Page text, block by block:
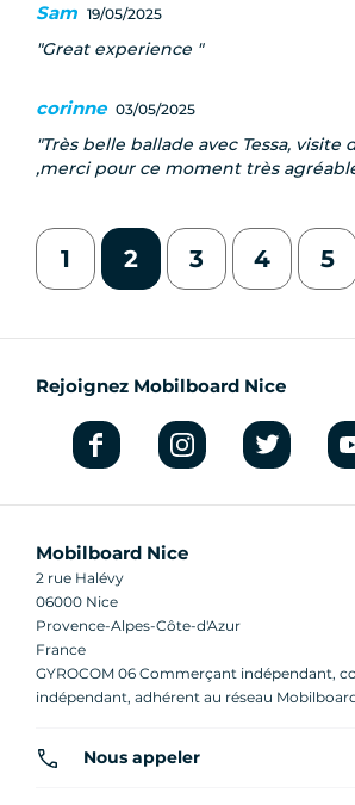
Sam 19/05/2025
Great experience
corinne 03/05/2025
Très belle ballade avec Tessa, visite
,merci pour ce moment très
1 2 3 4 5
Rejoignez Mobilboard Nice
Mobilboard Nice
2 rue Halévy
06000 Nice
Provence-Alpes-Côte-d'Azur
France
GYROCOM 06 Commerçant indépendant,
indépendant, adhérent au réseau
Nous appeler